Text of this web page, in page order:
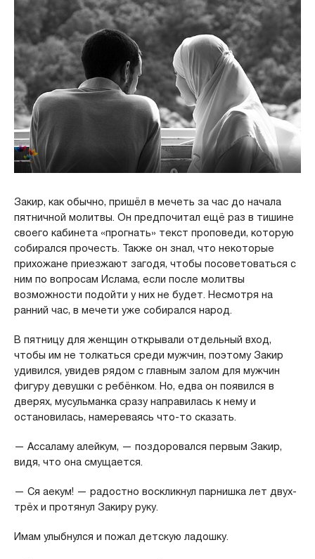
Закир, как обычно, пришёл в мечеть за час до начала
пятничной молитвы. Он предпочитал ещё раз в тишине
своего кабинета «прогнать» текст проповеди, которую
собирался прочесть. Также он знал, что некоторые
прихожане приезжают загодя, чтобы посоветоваться с
ним по вопросам Ислама, если после молитвы
возможности подойти у них не будет. Несмотря на
ранний час, в мечети уже собирался народ.
В пятницу для женщин открывали отдельный вход,
чтобы им не толкаться среди мужчин, поэтому Закир
удивился, увидев рядом с главным залом для мужчин
фигуру девушки с ребёнком. Но, едва он появился в
дверях, мусульманка сразу направилась к нему и
остановилась, намереваясь что-то сказать.
— Ассаламу алейкум, — поздоровался первым Закир,
видя, что она смущается.
— Ся аекум! — радостно воскликнул парнишка лет двух-
трёх и протянул Закиру руку.
Имам улыбнулся и пожал детскую ладошку.